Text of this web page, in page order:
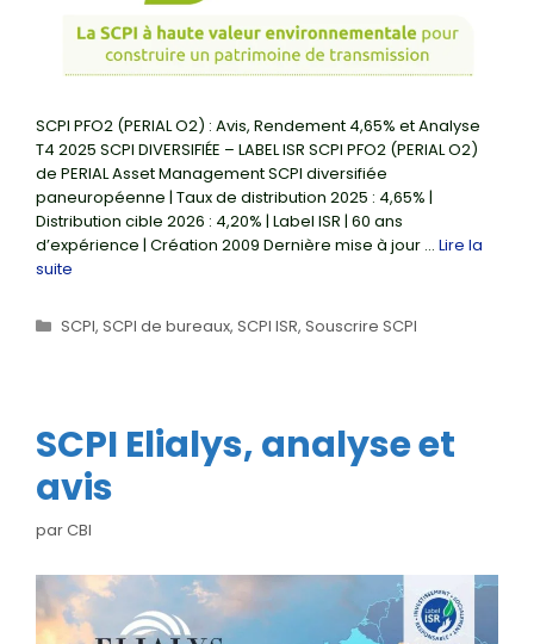
SCPI PFO2 (PERIAL O2) : Avis, Rendement 4,65% et Analyse
T4 2025 SCPI DIVERSIFIÉE – LABEL ISR SCPI PFO2 (PERIAL O2)
de PERIAL Asset Management SCPI diversifiée
paneuropéenne | Taux de distribution 2025 : 4,65% |
Distribution cible 2026 : 4,20% | Label ISR | 60 ans
d’expérience | Création 2009 Dernière mise à jour … Lire la
suite
Catégories
SCPI, SCPI de bureaux, SCPI ISR, Souscrire SCPI
SCPI Elialys, analyse et
avis
parCBI